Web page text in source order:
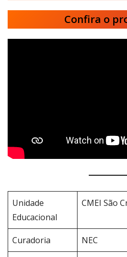
Confira o
Unidade
Educacional
CMEI São
Curadoria NEC